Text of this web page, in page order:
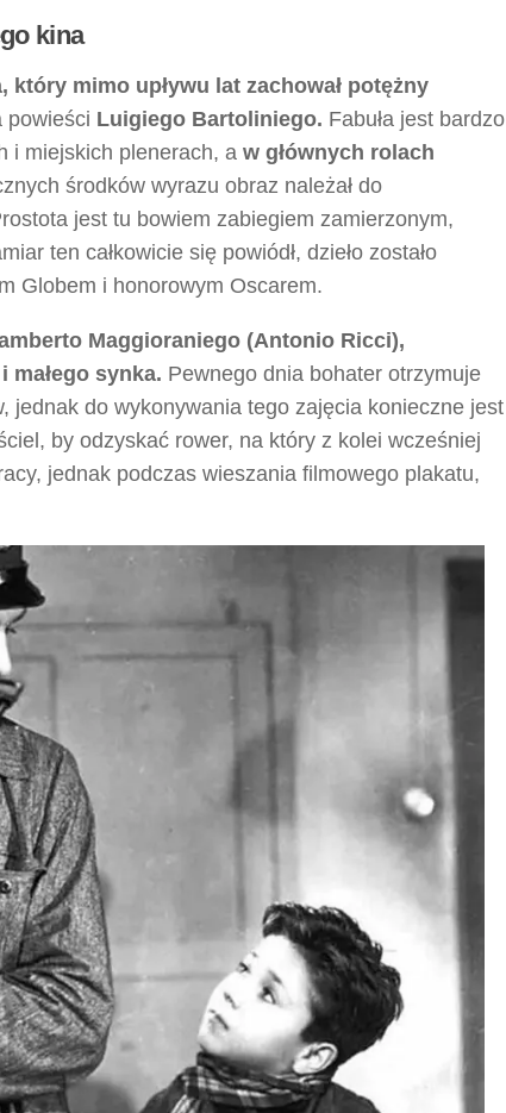
kina
który mimo upływu lat zachował potężny
powieści Luigiego Bartoliniego. Fabuła jest bardzo
i miejskich plenerach, a w głównych rolach
środków wyrazu obraz należał do
jest tu bowiem zabiegiem zamierzonym,
ten całkowicie się powiódł, dzieło zostało
Globem i honorowym Oscarem.
Maggioraniego (Antonio Ricci),
małego synka. Pewnego dnia bohater otrzymuje
jednak do wykonywania tego zajęcia konieczne jest
by odzyskać rower, na który z kolei wcześniej
jednak podczas wieszania filmowego plakatu,